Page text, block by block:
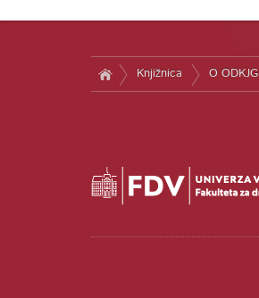
Knjižnica O ODKJG